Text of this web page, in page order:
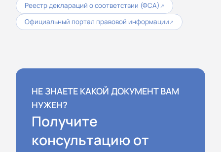
Реестр деклараций о соответствии (ФСА) ↗
Официальный портал правовой информации ↗
НЕ ЗНАЕТЕ КАКОЙ ДОКУМЕНТ ВАМ
НУЖЕН?
Получите
консультацию от